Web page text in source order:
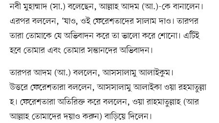
নবী মুহাম্মাদ (সা.) বলেছেন, আল্লাহ আদম (আ.)-কে বানালেন।
এরপর বললেন, ‘যাও, ওই ফেরেশতাদের সালাম দাও। তারপর
তারা তোমাকে যে অভিবাদন করে তা ভালো করে শোনো। এটিই
হবে তোমার এবং তোমার সন্তানদের অভিবাদন।
তারপর আদম (আ.) বললেন, আসসালামু আলাইকুম।
উত্তরে ফেরেশতারা বললেন, আসসালামু আলাইকা ওয়া রহমাতুল্লা
হ। ফেরেশতারা অতিরিক্ত করে বললেন, ওয়া রাহমাতুল্লাহ (আর
আল্লাহ তোমাদের দয়াও করুন) বাড়িয়ে দিলেন।